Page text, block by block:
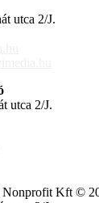
utca 2/J.
utca 2/J.
Nonprofit Kft ©